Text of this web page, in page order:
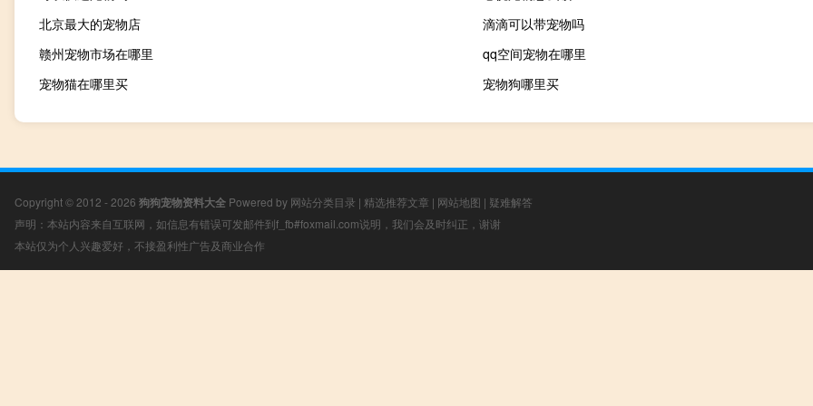
北京最大的宠物店
滴滴可以带宠物吗
赣州宠物市场在哪里
qq空间宠物在哪里
宠物猫在哪里买
宠物狗哪里买
Copyright © 2012 - 2026 狗狗宠物资料大全 Powered by 网站分类目录 | 精选推荐文章 | 网站地图 | 疑难解答
声明：本站内容来自互联网，如信息有错误可发邮件到f_fb#foxmail.com说明，我们会及时纠正，谢谢
本站仅为个人兴趣爱好，不接盈利性广告及商业合作